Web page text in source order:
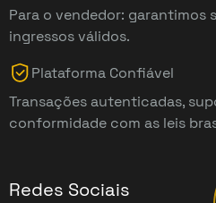
Para o vendedor: garantimos
ingressos válidos.
Plataforma Confiável
Transações autenticadas,
conformidade com as leis
Redes Sociais